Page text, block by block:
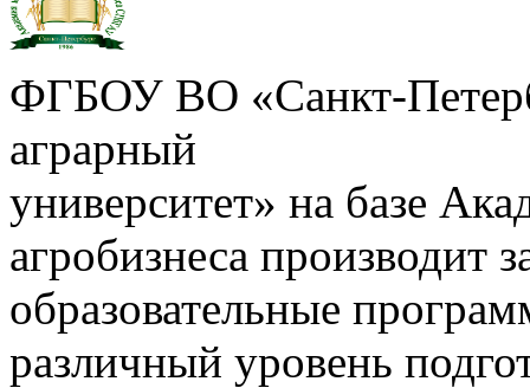
ФГБОУ ВО «Санкт-
аграрный
университет» на базе
агробизнеса производит
образовательные
различный уровень